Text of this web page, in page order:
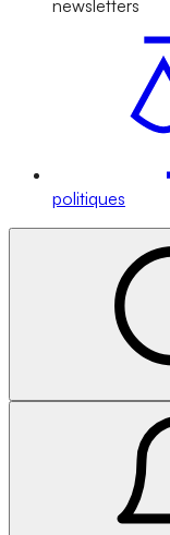
newsletters
politiques